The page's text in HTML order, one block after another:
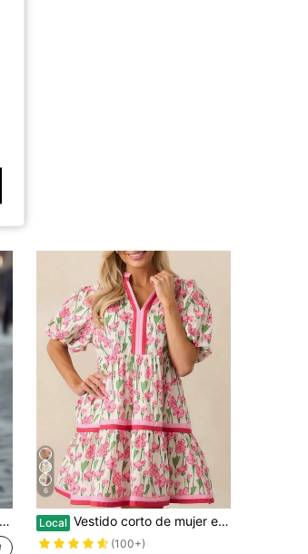
6
Local Vestido corto de mujer estilo Y2K con escote en V, mangas abultadas, vestido corto de playa
(100+)